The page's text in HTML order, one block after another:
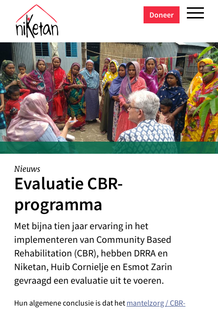
Doneer
Nieuws
Evaluatie CBR-
programma
Met bijna tien jaar ervaring in het
implementeren van Community Based
Rehabilitation (CBR), hebben DRRA en
Niketan, Huib Cornielje en Esmot Zarin
gevraagd een evaluatie uit te voeren.
Hun algemene conclusie is dat het mantelzorg / CBR-